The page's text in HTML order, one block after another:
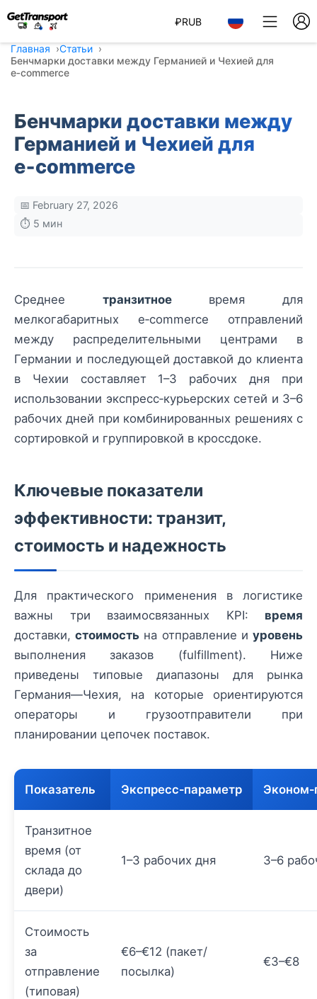
₽RUB
Главная
Статьи
Бенчмарки доставки между Германией и Чехией для
e‑commerce
Бенчмарки доставки между
Германией и Чехией для
e‑commerce
📅 February 27, 2026
⏱️ 5 мин
Среднее транзитноевремя для
мелкогабаритных e‑commerce отправлений
между распределительными центрами в
Германии и последующей доставкой до клиента
в Чехии составляет 1–3 рабочих дня при
использовании экспресс‑курьерских сетей и 3–6
рабочих дней при комбинированных решениях с
сортировкой и группировкой в кроссдоке.
Ключевые показатели
эффективности: транзит,
стоимость и надежность
Для практического применения в логистике
важны три взаимосвязанных KPI: время
доставки,стоимость на отправление иуровень
выполнения заказов (fulfillment). Ниже
приведены типовые диапазоны для рынка
Германия—Чехия, на которые ориентируются
операторы и грузоотправители при
планировании цепочек поставок.
Показатель Экспресс‑параметр
Транзитное
время (от
склада до
двери)
1–3 рабочих дня 3–6
Стоимость
за
отправление
(типовая)
€6–€12 (пакет/
посылка)
€3–€8